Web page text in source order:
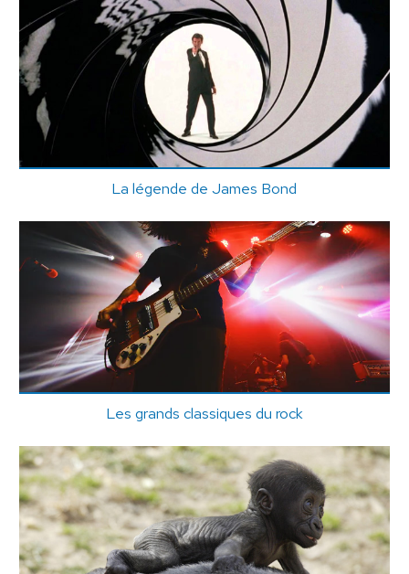
La légende de James Bond
Les grands classiques du rock